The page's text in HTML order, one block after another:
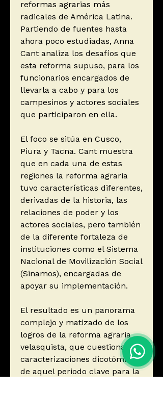
reformas agrarias más
radicales de América Latina.
Partiendo de fuentes hasta
ahora poco estudiadas, Anna
Cant analiza los desafíos que
esta reforma supuso, para los
funcionarios encargados de
llevarla a cabo y para los
campesinos y actores sociales
que participaron en ella.
El foco se sitúa en Cusco,
Piura y Tacna. Cant muestra
que en cada una de estas
regiones la reforma agraria
tuvo características diferentes,
derivadas de la historia, las
relaciones de poder y los
actores sociales, pero también
de la diferente fortaleza de
instituciones como el Sistema
Nacional de Movilización Social
(Sinamos), encargadas de
apoyar su implementación.
El resultado es un panorama
complejo y matizado de los
logros de la reforma agraria
velasquista, que cuestiona las
caracterizaciones dicotómicas
de aquel periodo clave para la